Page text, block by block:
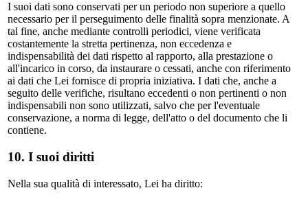
I suoi dati sono conservati per un periodo non superiore a quello
necessario per il perseguimento delle finalità sopra menzionate. A
tal fine, anche mediante controlli periodici, viene verificata
costantemente la stretta pertinenza, non eccedenza e
indispensabilità dei dati rispetto al rapporto, alla prestazione o
all'incarico in corso, da instaurare o cessati, anche con riferimento
ai dati che Lei fornisce di propria iniziativa. I dati che, anche a
seguito delle verifiche, risultano eccedenti o non pertinenti o non
indispensabili non sono utilizzati, salvo che per l'eventuale
conservazione, a norma di legge, dell'atto o del documento che li
contiene.
10. I suoi diritti
Nella sua qualità di interessato, Lei ha diritto: